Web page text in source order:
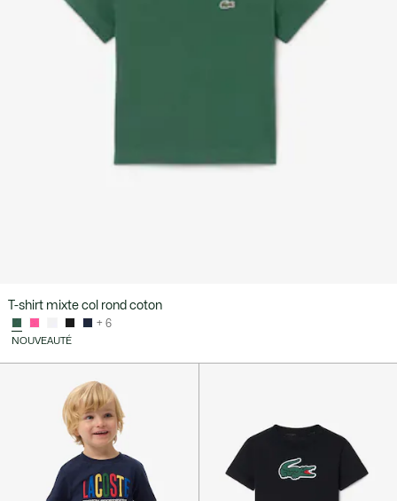
T-shirt mixte col rond coton
+ 6
NOUVEAUTÉ